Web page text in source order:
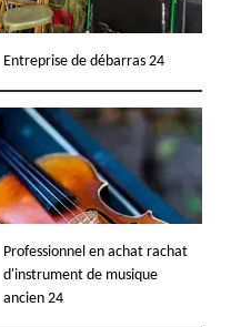
Entreprise de débarras 24
Professionnel en achat rachat
d'instrument de musique
ancien 24